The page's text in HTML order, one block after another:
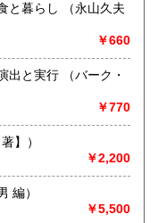
美術工芸、国語国
、古書一般（その
（永山久夫
￥660
（バーク・
￥770
秀【著】）
￥2,200
二男 編）
￥5,500